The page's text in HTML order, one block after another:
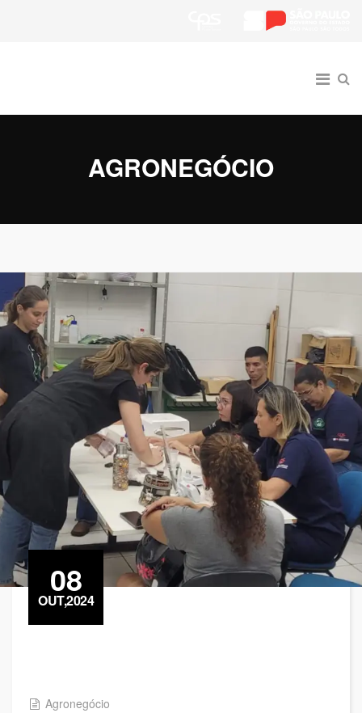
AGRONEGÓCIO
08
OUT,2024
Agronegócio